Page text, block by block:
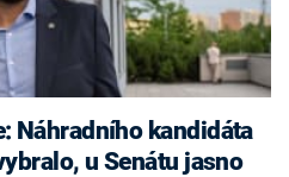
Náhradního kandidáta
u Senátu jasno